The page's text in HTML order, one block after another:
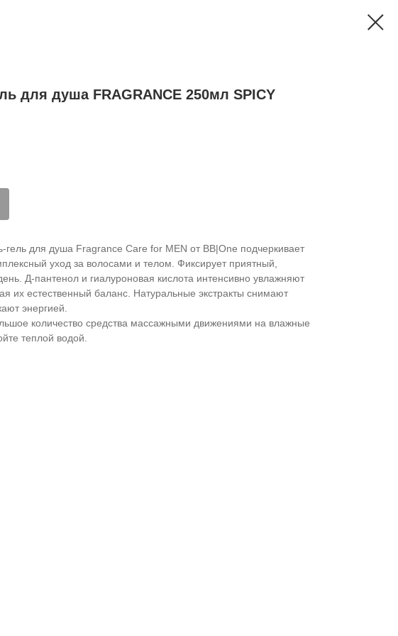
для душа FRAGRANCE 250мл SPICY
для душа Fragrance Care for МЕN от BB|One подчеркивает
уход за волосами и телом. Фиксирует приятный,
Д-пантенол и гиалуроновая кислота интенсивно увлажняют
их естественный баланс. Натуральные экстракты снимают
энергией.
количество средства массажными движениями на влажные
теплой водой.